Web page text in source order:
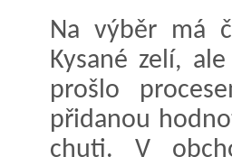
Na výběr má
Kysané zelí,
prošlo
přidanou
chuti. V